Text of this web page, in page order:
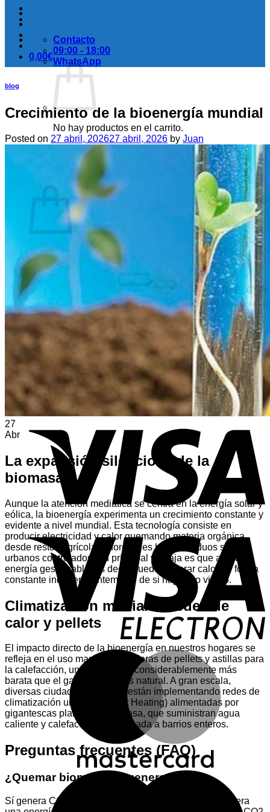
0,00€
No hay productos en el carrito.
Volver a la tienda
No hay productos en el carrito.
Volver a la tienda
Contacto
09:00 - 18:00
WhatsApp
blog
Crecimiento de la bioenergía mundial
Posted on 27 abril, 202627 abril, 2026 by Juan
27
Abr
La expansión silenciosa de la
biomasa
Aunque la atención mediática se centra en la energía solar y
eólica, la bioenergía experimenta un crecimiento constante y
evidente a nivel mundial. Esta tecnología consiste en
producir electricidad y calor quemando materia orgánica,
desde restos agrícolas y forestales hasta residuos sólidos
urbanos controlados. Su principal ventaja es que aporta
energía gestionable, es decir, puede generar calor de forma
constante independientemente de si hay sol o viento.
Climatización mediante redes de
calor y pellets
El impacto directo de la bioenergía en nuestros hogares se
refleja en el uso masivo de calderas de pellets y astillas para
la calefacción, una alternativa considerablemente más
barata que el gasóleo o el gas natural. A gran escala,
diversas ciudades europeas están implementando redes de
climatización urbana (District Heating) alimentadas por
gigantescas plantas de biomasa, que suministran agua
caliente y calefacción centralizada a barrios enteros.
Preguntas frecuentes (FAQ)
¿Quemar biomasa no genera CO2?
Sí genera CO2 durante su combustión, pero se considera